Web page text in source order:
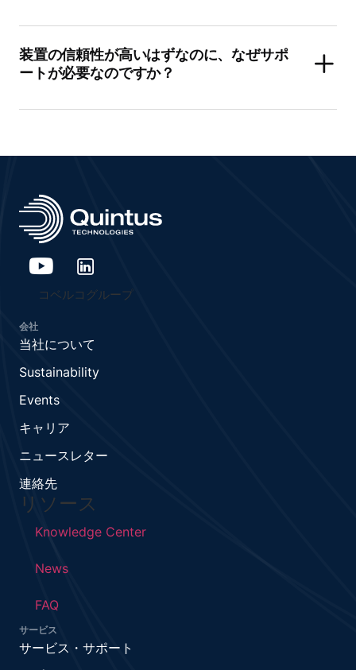
装置の信頼性が高いはずなのに、なぜサポ
ートが必要なのですか？
コベルコグループ
会社
当社について
Sustainability
Events
キャリア
ニュースレター
連絡先
リソース
Knowledge Center
News
FAQ
サービス
サービス・サポート